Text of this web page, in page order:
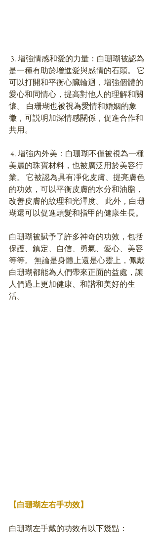
是一種有助於增進愛與感情的石頭。 它
可以打開和平衡心臟輪迴，增強個體的
愛心和同情心，提高對他人的理解和關
懷。 白珊瑚也被視為愛情和婚姻的象
徵，可説明加深情感關係，促進合作和
共用。
美麗的珠寶材料，也被廣泛用於美容行
業。 它被認為具有凈化皮膚、提亮膚色
的功效，可以平衡皮膚的水分和油脂，
改善皮膚的紋理和光澤度。 此外，白珊
瑚還可以促進頭髮和指甲的健康生長。
白珊瑚被賦予了許多神奇的功效，包括
保護、鎮定、自信、勇氣、愛心、美容
等等。 無論是身體上還是心靈上，佩戴
白珊瑚都能為人們帶來正面的益處，讓
人們過上更加健康、和諧和美好的生
活。
【白珊瑚左右手功效】
白珊瑚左手戴的功效有以下幾點：